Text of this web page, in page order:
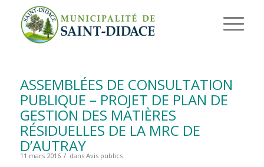
ASSEMBLÉES DE CONSULTATION
PUBLIQUE – PROJET DE PLAN DE
GESTION DES MATIÈRES
RÉSIDUELLES DE LA MRC DE
D’AUTRAY
11 mars 2016 / dans Avis publics